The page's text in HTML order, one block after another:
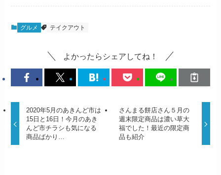
グルメ テイクアウト
よかったらシェアしてね！
2020年5月のあきんど市は
15日と16日！今月のあき
んど市チラシも気になる
商品ばかり…
さんまる餅店さん５月の
週末限定商品は濃い草大
福でした！最近の限定商
品も紹介